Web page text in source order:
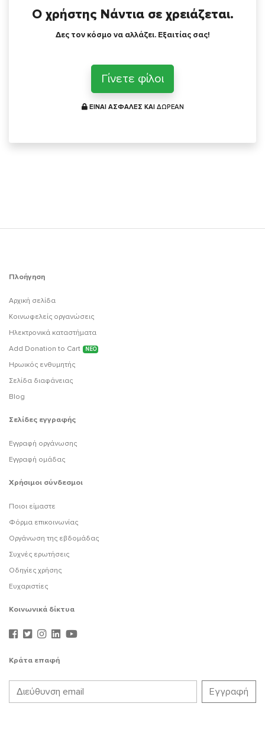
Ο χρήστης Νάντια σε χρειάζεται.
Δες τον κόσμο να αλλάζει. Εξαιτίας σας!
Γίνετε φίλοι
ΕΙΝΑΙ ΑΣΦΑΛΕΣ ΚΑΙ ΔΩΡΕΑΝ
Πλοήγηση
Αρχική σελίδα
Κοινωφελείς οργανώσεις
Ηλεκτρονικά καταστήματα
Add Donation to Cart
ΝΕΟ
Ηρωικός ενθυμητής
Σελίδα διαφάνειας
Blog
Σελίδες εγγραφής
Εγγραφή οργάνωσης
Εγγραφή ομάδας
Χρήσιμοι σύνδεσμοι
Ποιοι είμαστε
Φόρμα επικοινωνίας
Οργάνωση της εβδομάδας
Συχνές ερωτήσεις
Οδηγίες χρήσης
Ευχαριστίες
Κοινωνικά δίκτυα
Κράτα επαφή